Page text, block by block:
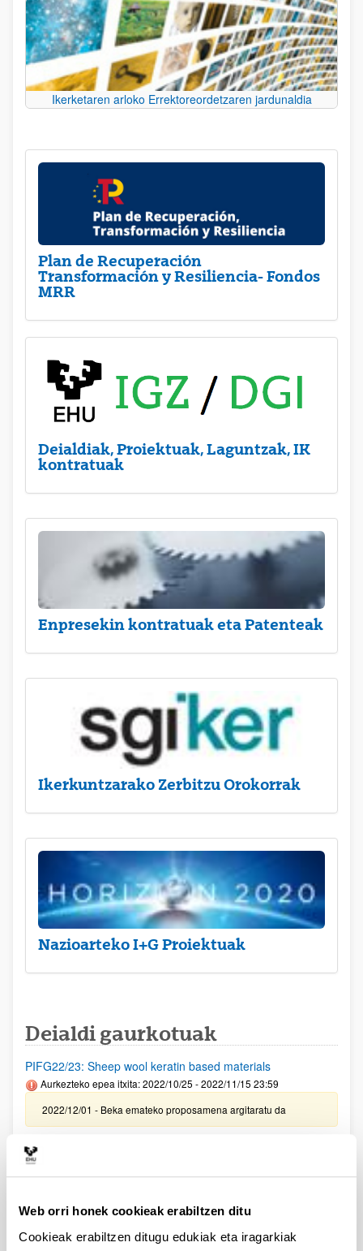
Web orri honek cookieak erabiltzen ditu
Cookieak erabiltzen ditugu edukiak eta iragarkiak
Ikerketaren arloko Errektoreordetzaren jardunaldia
Plan de Recuperación
Transformación y Resiliencia- Fondos
MRR
Deialdiak, Proiektuak, Laguntzak, IK
kontratuak
Enpresekin kontratuak eta Patenteak
Ikerkuntzarako Zerbitzu Orokorrak
Nazioarteko I+G Proiektuak
Deialdi gaurkotuak
PIFG22/23: Sheep wool keratin based materials
Aurkezteko epea itxita: 2022/10/25 - 2022/11/15 23:59
2022/12/01 - Beka emateko proposamena argitaratu da
PIFG22/25: “Superconducting circuits”
PIFG22/24: “Optical fiber sensors"
Aurkezteko epea itxita: 2022/10/27 - 2022/11/18 23:59